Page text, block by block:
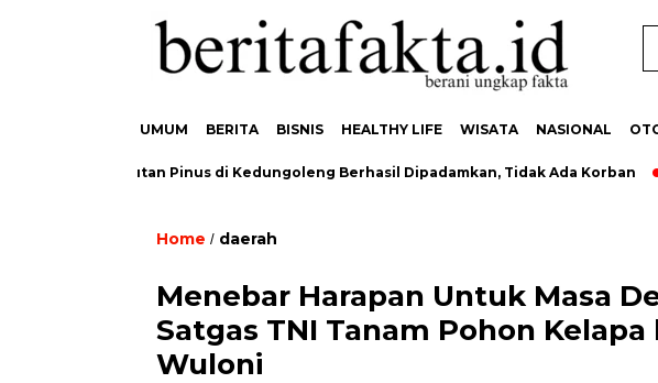
UMUM BERITA BISNIS HEALTHY LIFE WISATA NASIONAL
Hutan Pinus di Kedungoleng Berhasil Dipadamkan, Tidak Ada Korban
Home / daerah
Menebar Harapan Untuk Masa
Satgas TNI Tanam Pohon
Wuloni